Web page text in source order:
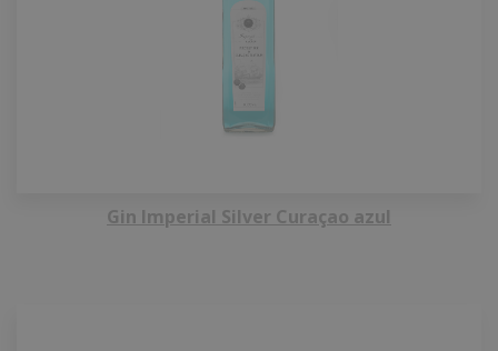
Gin Imperial Silver Curaçao azul